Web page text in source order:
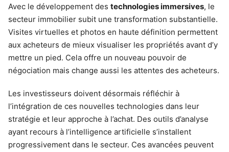
Avec le développement des technologies immersives, le
secteur immobilier subit une transformation substantielle.
Visites virtuelles et photos en haute définition permettent
aux acheteurs de mieux visualiser les propriétés avant d’y
mettre un pied. Cela offre un nouveau pouvoir de
négociation mais change aussi les attentes des acheteurs.
Les investisseurs doivent désormais réfléchir à
l’intégration de ces nouvelles technologies dans leur
stratégie et leur approche à l’achat. Des outils d’analyse
ayant recours à l’intelligence artificielle s’installent
progressivement dans le secteur. Ces avancées peuvent